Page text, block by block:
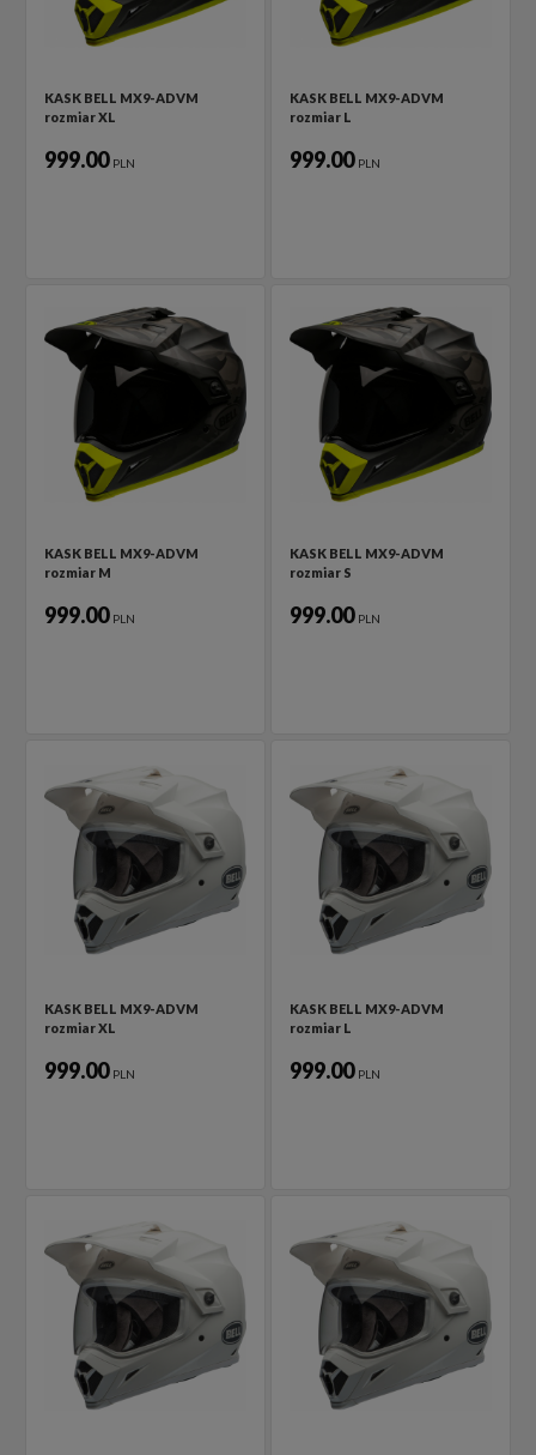
KASK BELL MX9-ADVM
rozmiar XL
999.00 PLN
KASK BELL MX9-ADVM
rozmiar L
999.00 PLN
KASK BELL MX9-ADVM
rozmiar M
999.00 PLN
KASK BELL MX9-ADVM
rozmiar S
999.00 PLN
KASK BELL MX9-ADVM
rozmiar XL
999.00 PLN
KASK BELL MX9-ADVM
rozmiar L
999.00 PLN